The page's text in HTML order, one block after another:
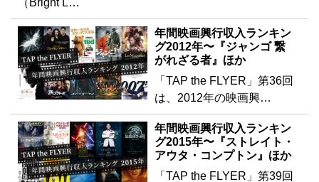
（Bright L…
年間映画興行収入ランキン
グ2012年〜『ジャンゴ 繋
がれざる者』ほか
「TAP the FLYER」第36回
は、2012年の映画興…
年間映画興行収入ランキン
グ2015年〜『ストレイト・
アウタ・コンプトン』ほか
「TAP the FLYER」第39回